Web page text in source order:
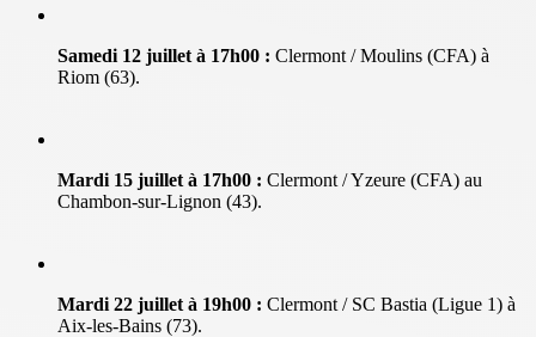
Samedi 12 juillet à 17h00 : Clermont / Moulins (CFA) à
Riom (63).
Mardi 15 juillet à 17h00 : Clermont / Yzeure (CFA) au
Chambon-sur-Lignon (43).
Mardi 22 juillet à 19h00 : Clermont / SC Bastia (Ligue 1) à
Aix-les-Bains (73).